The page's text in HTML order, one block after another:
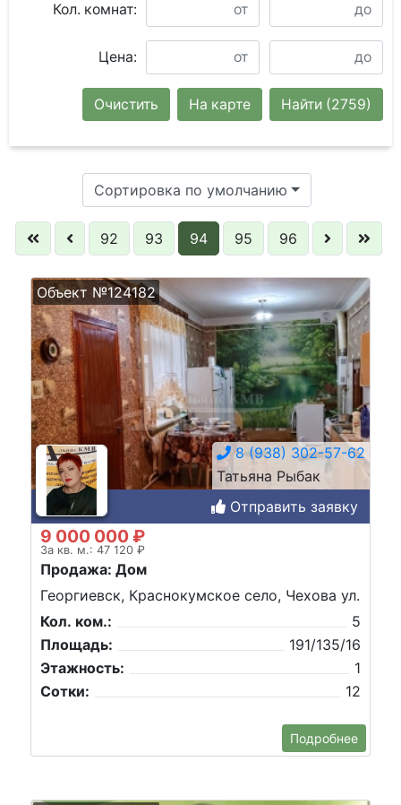
Кол. комнат:
Цена:
Найти (2759)
На карте
Очистить
Сортировка по умолчанию
92 93 94 95 96
Объект №124182
8 (938) 302-57-62
Татьяна Рыбак
Отправить заявку
9 000 000 ₽
За кв. м.: 47 120 ₽
Продажа: Дом
Георгиевск, Краснокумское село, Чехова ул.
Кол. ком.:
5
Площадь:
191/135/16
Этажность:
1
Сотки:
12
Подробнее